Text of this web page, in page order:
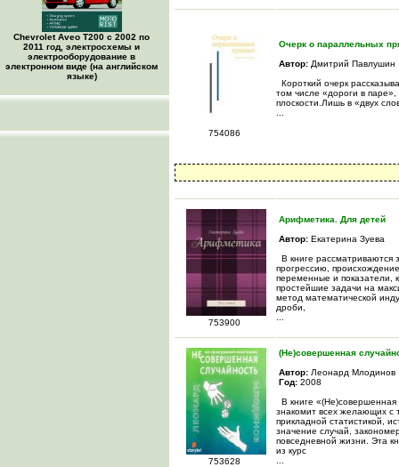
Chevrolet Aveo Т200 с 2002 по
2011 год, электросхемы и
электрооборудование в
электронном виде (на английском
языке)
754086
Очерк о параллельных
Автор: Дмитрий Павлушин
Короткий очерк
том числе «дороги в
плоскости.Лишь в «двух
753900
Арифметика. Для детей
Автор: Екатерина Зуева
В книге
прогрессию,
переменные и показатели,
простейшие задачи на
метод математической
дроби,
753628
(Не)совершенная
Автор: Леонард Млодинов
Год: 2008
В книге
знакомит всех желающих с
прикладной статистикой,
значение случай,
повседневной жизни. Эта
из курс